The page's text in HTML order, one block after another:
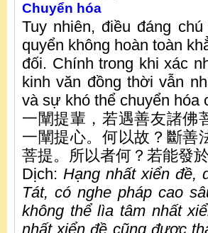
Chuyển hóa
Tuy nhiên, điều đáng
quyển không hoàn toàn
đối. Chính trong khi xác
kinh văn đồng thời vẫn
và sự khó thể chuyển hóa
一闡提輩，若遇善友諸佛
一闡提心。何以故？斷善
菩提。所以者何？若能發
Dịch: Hạng nhất xiển đề,
Tát, có nghe pháp cao
không thể lìa tâm nhất
nhất xiển đề cũng được